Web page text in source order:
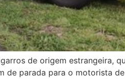
de origem estrangeira,
parada para o motorista